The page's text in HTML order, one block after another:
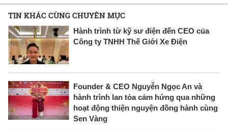
TIN KHÁC CÙNG CHUYÊN MỤC
Hành trình từ kỹ sư điện đến CEO của
Công ty TNHH Thế Giới Xe Điện
Founder & CEO Nguyễn Ngọc An và
hành trình lan tỏa cảm hứng qua những
hoạt động thiện nguyện đồng hành cùng
Sen Vàng